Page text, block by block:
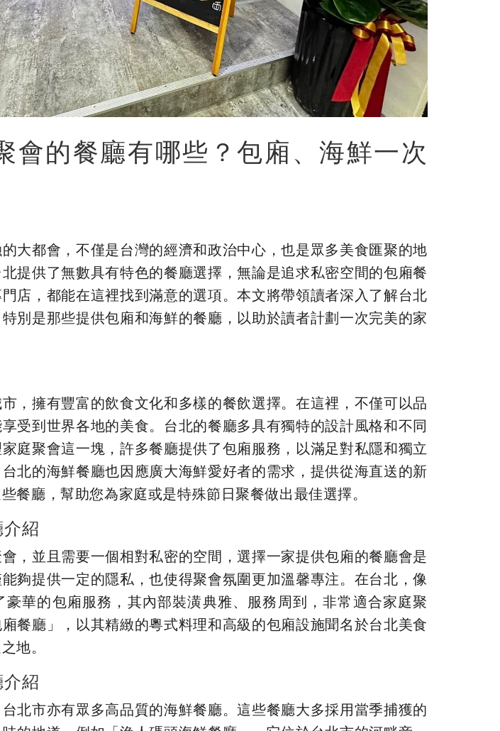
會的餐廳有哪些？包廂、海鮮一次
大都會，不僅是台灣的經濟和政治中心，也是眾多美食匯聚的地
提供了無數具有特色的餐廳選擇，無論是追求私密空間的包廂餐
店，都能在這裡找到滿意的選項。本文將帶領讀者深入了解台北
別是那些提供包廂和海鮮的餐廳，以助於讀者計劃一次完美的家
，擁有豐富的飲食文化和多樣的餐飲選擇。在這裡，不僅可以品
受到世界各地的美食。台北的餐廳多具有獨特的設計風格和不同
庭聚會這一塊，許多餐廳提供了包廂服務，以滿足對私隱和獨立
北的海鮮餐廳也因應廣大海鮮愛好者的需求，提供從海直送的新
餐廳，幫助您為家庭或是特殊節日聚餐做出最佳選擇。
紹
，並且需要一個相對私密的空間，選擇一家提供包廂的餐廳會是
夠提供一定的隱私，也使得聚會氛圍更加溫馨專注。在台北，像
豪華的包廂服務，其內部裝潢典雅、服務周到，非常適合家庭聚
餐廳」，以其精緻的粵式料理和高級的包廂設施聞名於台北美食
地。
紹
北市亦有眾多高品質的海鮮餐廳。這些餐廳大多採用當季捕獲的